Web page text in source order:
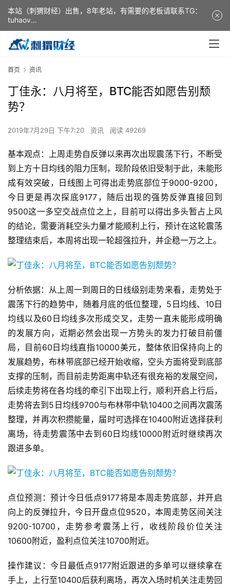
首页 资讯
丁佳永：八月将至，BTC能否如愿告别颓
势？
2019年7月29日 下午7:20 资讯 阅读 49269
基本观点：上周走势自反弹以来再次出现震荡下行，不断受
到上方十日均线的阻力压制，现阶段依旧受制于此，未能形
成有效突破，日线图上可得出走势底部位于9000-9200，
今日更是再次探底9177，随后出现的强势反弹直接回到
9500这一多空交战点位之上，目前可以得出多头暂占上风
的结论，需要消耗空头力量才能顺利上行，预计在这轮震荡
整理结束后，本周将出现一轮超强拉升，并企稳一万之上。
分析依据：从上周一到周日的日线级别走势来看，走势处于
震荡下行的趋势中，随着月底的低位整理，5日均线、10日
均线以及60日均线多次形成交叉，走势一直未能形成明确
的发展方向，近期必然会出现一方势头的发力打破目前僵
局，目前60日均线直指10000美元，整体依旧保持向上的
发展趋势，布林带底部已经开始收缩，空头方面将受到底部
支撑的压制，而目前走势距离中轨还有很充裕的发展空间，
后续走势将在各均线的牵引下出现上行，顺利开启上行后，
走势将去到5日均线9700与布林带中轨10400之间再次震荡
整理，并再次积攒能量，届时可选择在10400附近选择获利
离场，待走势震荡中去到60日均线10000附近时继续再次
跟进多单。
点位预测：预计今日低点9177将是本周走势底部，并开启
向上的反弹拉升，今日开盘点位9520，本周走势区间关注
9200-10700，走势参考震荡上行，收线阶段价位关注
10600附近，盈利点位关注10700附近。
操作建议：今日最低点9177附近跟进的多单可以继续拿在
手上，上行至10400后获利离场，再次入场时机关注走势回
本站（刺猬财经）出售，8年老站，有需要的老板请联系TG：
tuhaov
This website (ciweicaijing) is for sale. It is a 8-year-old
website. If you need it, please contact TG: tuhaov